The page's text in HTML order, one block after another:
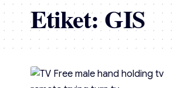
Etiket:GIS